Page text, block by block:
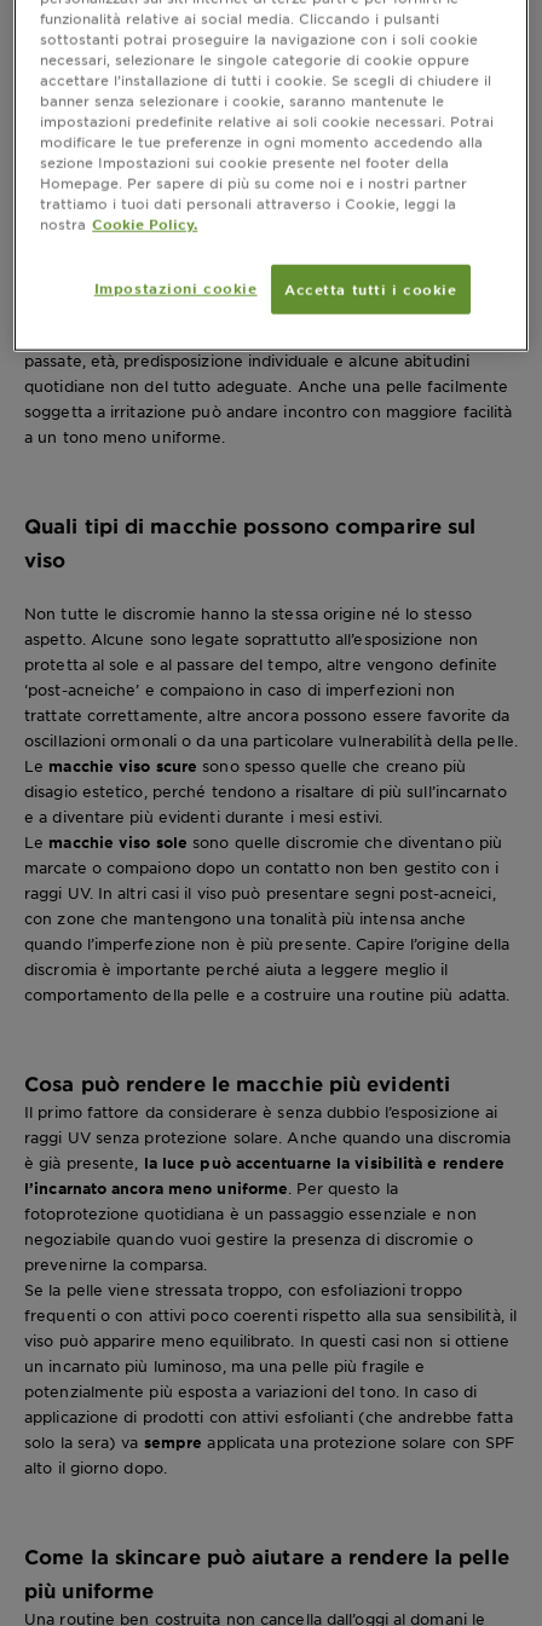
Con il terminediscromie si indicano variazioni del colore
cutaneo che rendono l’incarnato meno omogeneo. Possono
manifestarsi come aree circoscritte più evidenti oppure come
un’alterazione diffusa del tono, con zone che appaiono meno
uniformi rispetto al resto del viso. In molti casi si parla di
macchie viso quando queste differenze cromatiche diventano
chiaramente visibili e incidono sull’aspetto della pelle.
Le cause possono essere diverse. Una delle più comuni è
rendere più evidenti le discromie già presenti e può favorire la
comparsa di nuove alterazioni del tono. A questo si aggiungono
passate, età, predisposizione individuale e alcune abitudini
quotidiane non del tutto adeguate. Anche una pelle facilmente
soggetta a irritazione può andare incontro con maggiore facilità
a un tono meno uniforme.
Quali tipi di macchie possono comparire sul
viso
Non tutte le discromie hanno la stessa origine né lo stesso
aspetto. Alcune sono legate soprattutto all’esposizione non
protetta al sole e al passare del tempo, altre vengono definite
‘post-acneiche’ e compaiono in caso di imperfezioni non
trattate correttamente, altre ancora possono essere favorite da
oscillazioni ormonali o da una particolare vulnerabilità della pelle.
Le macchie viso scure sono spesso quelle che creano più
disagio estetico, perché tendono a risaltare di più sull’incarnato
e a diventare più evidenti durante i mesi estivi.
Le macchie viso sole sono quelle discromie che diventano più
marcate o compaiono dopo un contatto non ben gestito con i
raggi UV. In altri casi il viso può presentare segni post-acneici,
con zone che mantengono una tonalità più intensa anche
quando l’imperfezione non è più presente. Capire l’origine della
discromia è importante perché aiuta a leggere meglio il
comportamento della pelle e a costruire una routine più adatta.
Cosa può rendere le macchie più evidenti
Il primo fattore da considerare è senza dubbio l’esposizione ai
raggi UV senza protezione solare. Anche quando una discromia
è già presente,
la luce può accentuarne la visibilità e rendere
l’incarnato ancora meno uniforme . Per questo la
fotoprotezione quotidiana è un passaggio essenziale e non
negoziabile quando vuoi gestire la presenza di discromie o
prevenirne la comparsa.
Se la pelle viene stressata troppo, con esfoliazioni troppo
frequenti o con attivi poco coerenti rispetto alla sua sensibilità, il
viso può apparire meno equilibrato. In questi casi non si ottiene
un incarnato più luminoso, ma una pelle più fragile e
potenzialmente più esposta a variazioni del tono. In caso di
applicazione di prodotti con attivi esfolianti (che andrebbe fatta
solo la sera) va sempre applicata una protezione solare con SPF
alto il giorno dopo.
Come la skincare può aiutare a rendere la pelle
più uniforme
Una routine ben costruita non cancella dall’oggi al domani le
funzionalità relative ai social media. Cliccando i pulsanti
sottostanti potrai proseguire la navigazione con i soli cookie
necessari, selezionare le singole categorie di cookie oppure
accettare l’installazione di tutti i cookie. Se scegli di chiudere il
banner senza selezionare i cookie, saranno mantenute le
impostazioni predefinite relative ai soli cookie necessari. Potrai
modificare le tue preferenze in ogni momento accedendo alla
sezione Impostazioni sui cookie presente nel footer della
Homepage. Per sapere di più su come noi e i nostri partner
trattiamo i tuoi dati personali attraverso i Cookie, leggi la
nostra Cookie Policy.
Impostazioni cookie Accetta tutti i cookie